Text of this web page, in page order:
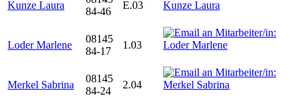
Kunze Laura
84-46
E.03
Loder Marlene
08145
84-17
1.03
Merkel Sabrina
08145
84-24
2.04